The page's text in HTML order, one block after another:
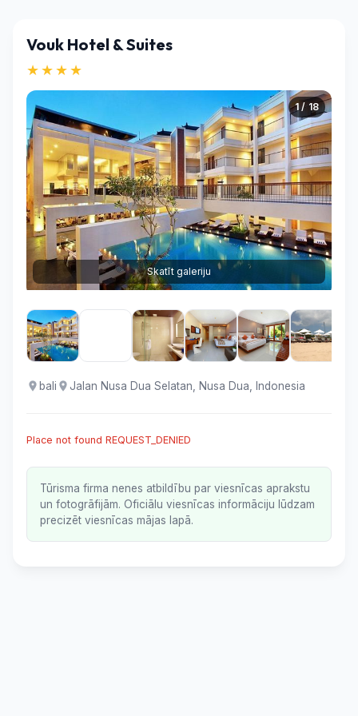
Vouk Hotel & Suites
★★★★
1 / 18
Skatīt galeriju
bali Jalan Nusa Dua Selatan, Nusa Dua, Indonesia
Place not found REQUEST_DENIED
Tūrisma firma nenes atbildību par viesnīcas aprakstu
un fotogrāfijām. Oficiālu viesnīcas informāciju lūdzam
precizēt viesnīcas mājas lapā.